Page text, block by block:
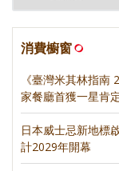
消費櫥窗
《臺灣米其林指
家餐廳首獲一星肯
日本威士忌新地標
計2029年開幕